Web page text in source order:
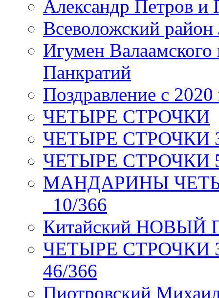
Александр Петров и
Всеволожский район
Игумен
Панкратий
Поздравление с 2020
ЧЕТЫРЕ СТРОЧКИ
ЧЕТЫРЕ СТРОЧКИ 3
ЧЕТЫРЕ СТРОЧКИ 5
МАНДАРИНЫ
_10/366
Китайский НОВЫЙ
ЧЕТЫРЕ СТРОЧКИ
46/366
Пиотровский